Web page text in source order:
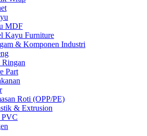
MDF
Kayu Furniture
& Komponen Industri
Ringan
Part
Roti (OPP/PE)
& Extrusion
PVC